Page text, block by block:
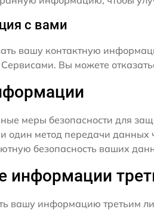
с вами
вашу контактную
Вы можете
меры безопасности для
один метод передачи
безопасность ваших
информации
вашу информацию третьим